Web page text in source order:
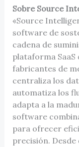
Sobre Source
«Source
software de
cadena de
plataforma
fabricantes de
centraliza los
automatiza los
adapta a la
software
para ofrecer
precisión.